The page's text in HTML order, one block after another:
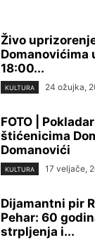
Živo
Domanovićima
18:00...
KULTURA 24 ožujka,
FOTO |
štićenicima
Domanovići
KULTURA 17 veljače,
Dijamantni pir
Pehar: 60
strpljenja i...